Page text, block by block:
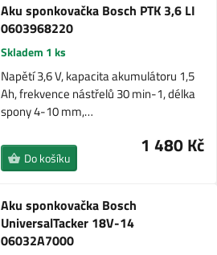
Aku sponkovačka Bosch PTK 3,6 LI
0603968220
Skladem 1 ks
Napětí 3,6 V, kapacita akumulátoru 1,5
Ah, frekvence nástřelů 30 min-1, délka
spony 4-10 mm,…
1 480 Kč
Do košíku
Aku sponkovačka Bosch
UniversalTacker 18V-14
06032A7000